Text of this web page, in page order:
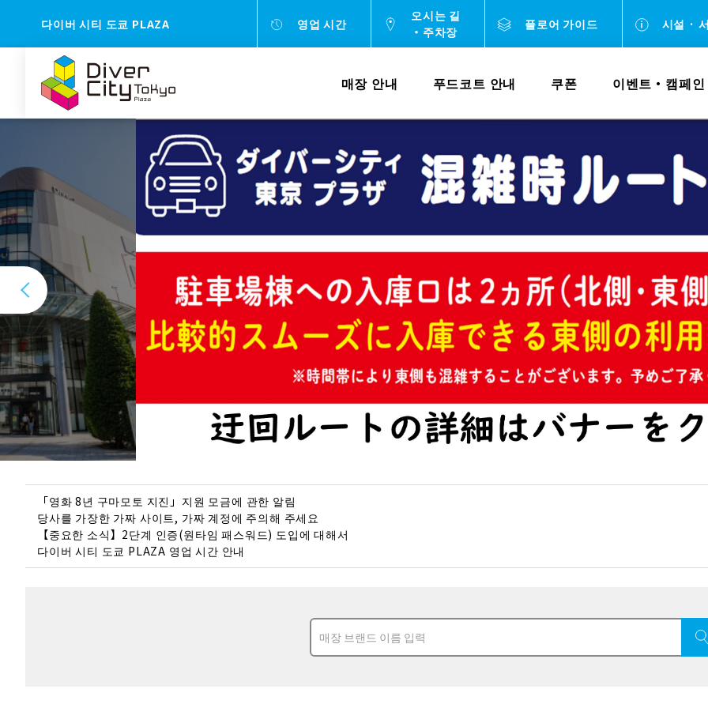
다이버 시티 도쿄 PLAZA 영업 시간
오시는 길
・주차장
플로어 가이드 시설 ·
매장 안내 푸드코트 안내 쿠폰 이벤트・캠페인
「영화 8년 구마모토 지진」지원 모금에 관한 알림
당사를 가장한 가짜 사이트, 가짜 계정에 주의해 주세요
【중요한 소식】2단계 인증(원타임 패스워드) 도입에 대해서
다이버 시티 도쿄 PLAZA 영업 시간 안내